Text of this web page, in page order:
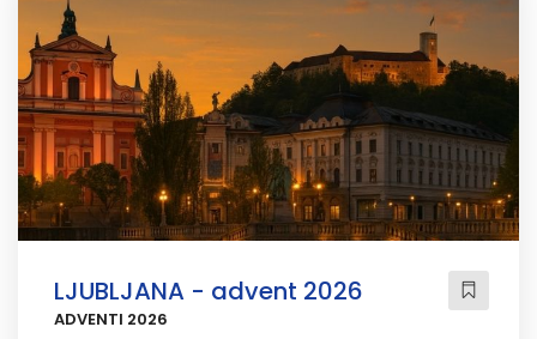
LJUBLJANA - advent 2026
ADVENTI 2026